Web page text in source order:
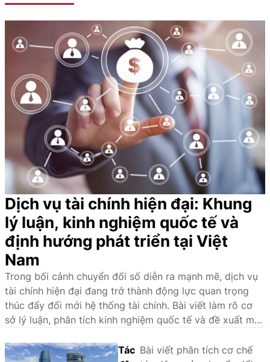
nghiệm
cho Việt
Nam
stablecoin tại Việt
Nam.
thức và
hàm ý
chính
sách
tăng trưởng mới cho
Việt Nam trong thời
gian tới.
Dịch vụ tài chính hiện đại: Khung
lý luận, kinh nghiệm quốc tế và
định hướng phát triển tại Việt
Nam
Trong bối cảnh chuyển đổi số diễn ra mạnh mẽ, dịch vụ
tài chính hiện đại đang trở thành động lực quan trọng
thúc đẩy đổi mới hệ thống tài chính. Bài viết làm rõ cơ
sở lý luận, phân tích kinh nghiệm quốc tế và đề xuất một
chính hiện đại tại Việt Nam.
Tác Bài viết phân tích cơ chế